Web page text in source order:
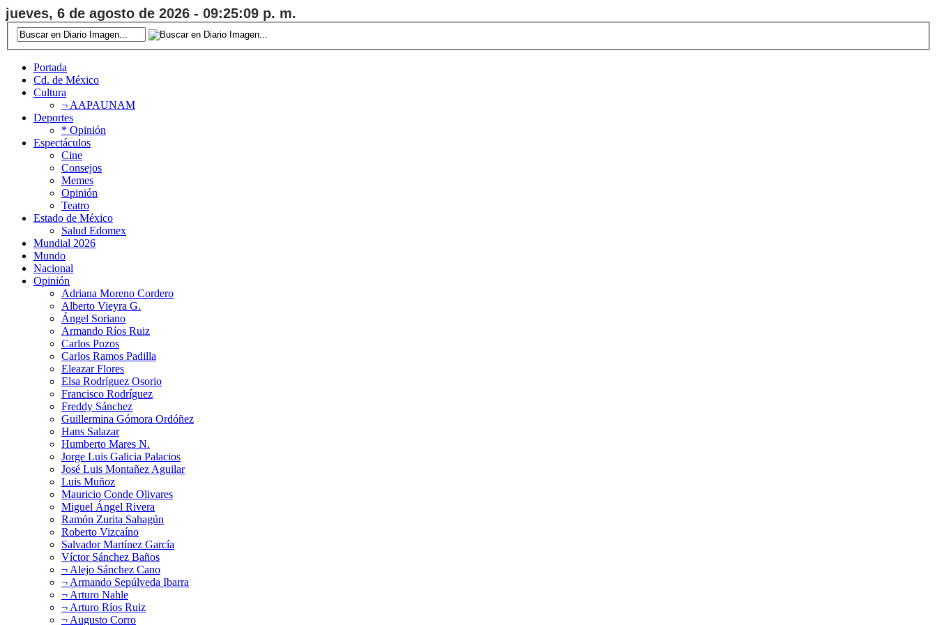
jueves, 6 de agosto de 2026 - 09:25:09 p. m.
Portada
Cd. de México
Cultura
¬ AAPAUNAM
Deportes
* Opinión
Espectáculos
Cine
Consejos
Memes
Opinión
Teatro
Estado de México
Salud Edomex
Mundial 2026
Mundo
Nacional
Opinión
Adriana Moreno Cordero
Alberto Vieyra G.
Ángel Soriano
Armando Ríos Ruiz
Carlos Pozos
Carlos Ramos Padilla
Eleazar Flores
Elsa Rodríguez Osorio
Francisco Rodríguez
Freddy Sánchez
Guillermina Gómora Ordóñez
Hans Salazar
Humberto Mares N.
Jorge Luis Galicia Palacios
José Luis Montañez Aguilar
Luis Muñoz
Mauricio Conde Olivares
Miguel Ángel Rivera
Ramón Zurita Sahagún
Roberto Vizcaíno
Salvador Martínez García
Víctor Sánchez Baños
¬ Alejo Sánchez Cano
¬ Armando Sepúlveda Ibarra
¬ Arturo Nahle
¬ Arturo Ríos Ruiz
¬ Augusto Corro